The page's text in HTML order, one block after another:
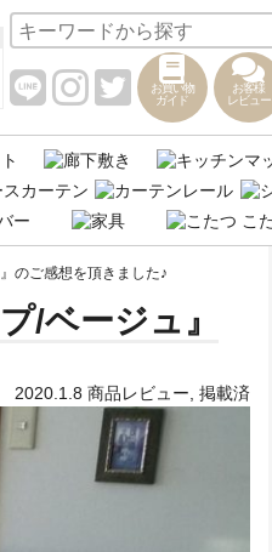
お買い物
ガイド
お客様
レビュー
のご感想を頂きました♪
/ベージュ』
2020.1.8 商品レビュー 掲載済